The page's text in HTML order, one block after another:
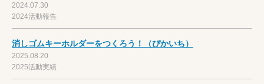
2024.07.30
2024活動報告
消しゴムキーホルダーをつくろう！（ぴかいち）
2025.08.20
2025活動実績